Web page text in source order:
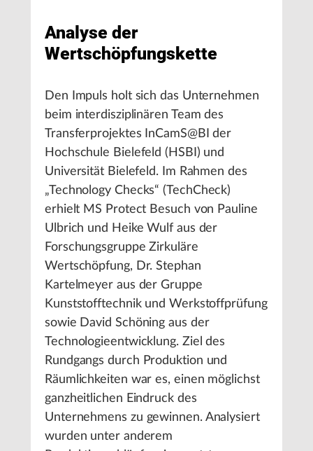
Analyse der
Wertschöpfungskette
Den Impuls holt sich das Unternehmen
beim interdisziplinären Team des
Transferprojektes InCamS@BI der
Hochschule Bielefeld (HSBI) und
Universität Bielefeld. Im Rahmen des
„Technology Checks“ (TechCheck)
erhielt MS Protect Besuch von Pauline
Ulbrich und Heike Wulf aus der
Forschungsgruppe Zirkuläre
Wertschöpfung, Dr. Stephan
Kartelmeyer aus der Gruppe
Kunststofftechnik und Werkstoffprüfung
sowie David Schöning aus der
Technologieentwicklung. Ziel des
Rundgangs durch Produktion und
Räumlichkeiten war es, einen möglichst
ganzheitlichen Eindruck des
Unternehmens zu gewinnen. Analysiert
wurden unter anderem